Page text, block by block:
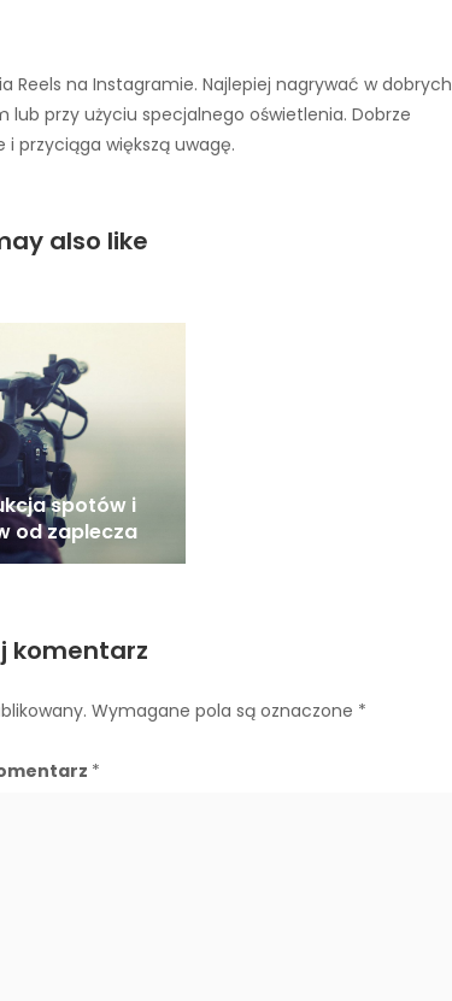
Reels na Instagramie. Najlepiej nagrywać w dobrych
przy użyciu specjalnego oświetlenia. Dobrze
przyciąga większą uwagę.
also like
spotów i
od zaplecza
komentarz
Wymagane pola są oznaczone *
*